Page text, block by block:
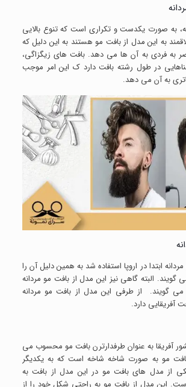
به صورت یکدست و تکراری است که تنوع بالایی
به این مدل از بافت مو هستند به این دلیل که
به فردی به آن ها می دهد. بافت های زیگزاگی،
در طول رشته بافت دارد ک این امر موجب
به آن می دهد.
ابتدا در اروپا استفاده شد به همین دلیل آن را
البته گاهی نیز این مدل از بافت مو مردانه
می گویند. از طرفی این مدل از بافت مو مردانه
آفریقایی دارد.
آفریقا به عنوان طرفدارترن بافت مو محسوب می
مو به صورت شاخه شاخه است که به یکدیگر
از مدل های بافت مو در این مدل از بافت به
این مدل از بافت مو به راحتی شکل خود را از